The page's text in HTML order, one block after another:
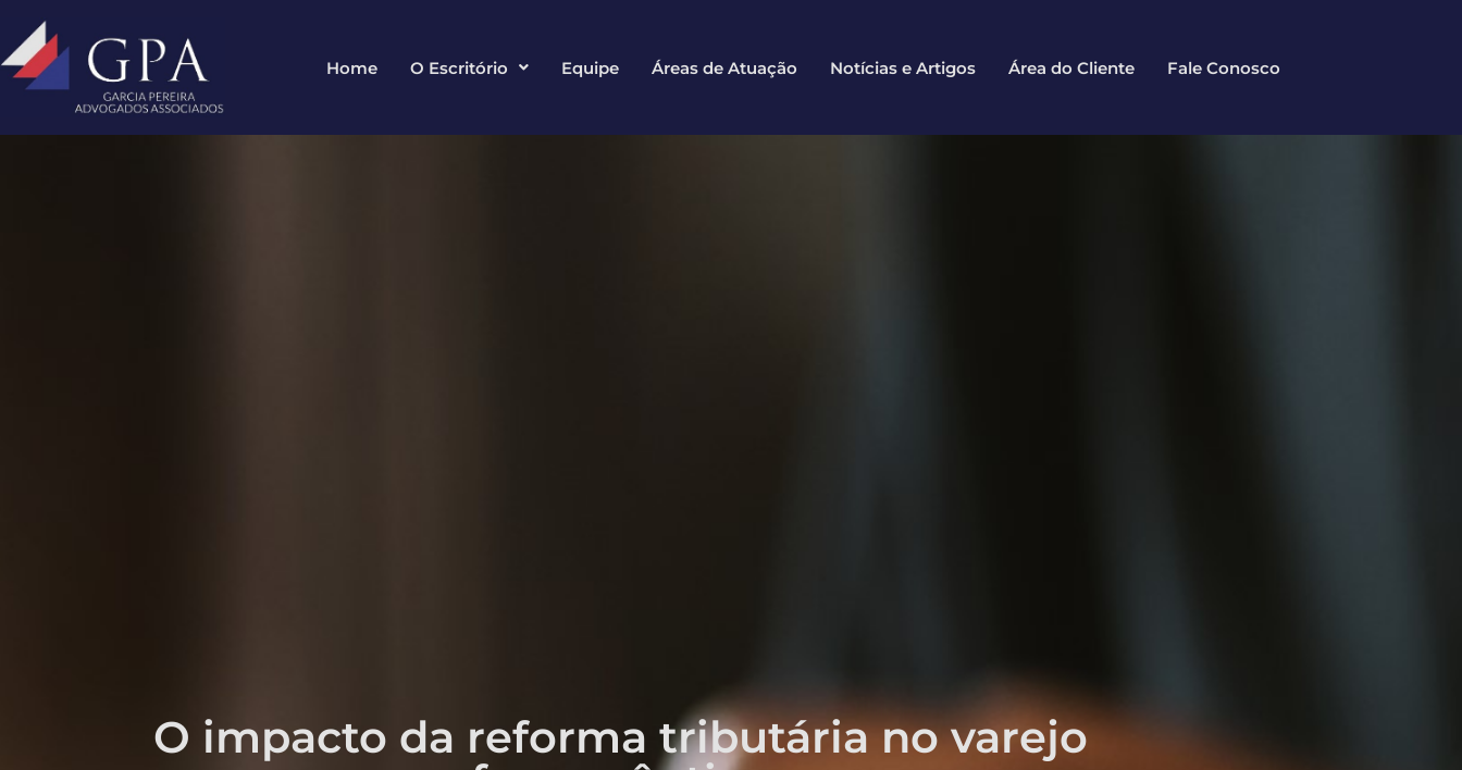
Home O Escritório Equipe Áreas de Atuação Notícias e Artigos Área do Cliente Fale Conosco
O impacto da reforma tributária no varejo